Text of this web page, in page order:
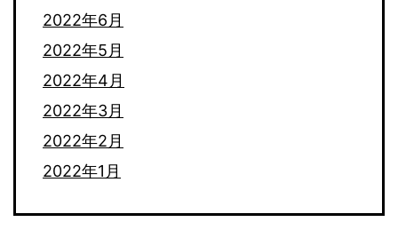
2022年6月
2022年5月
2022年4月
2022年3月
2022年2月
2022年1月